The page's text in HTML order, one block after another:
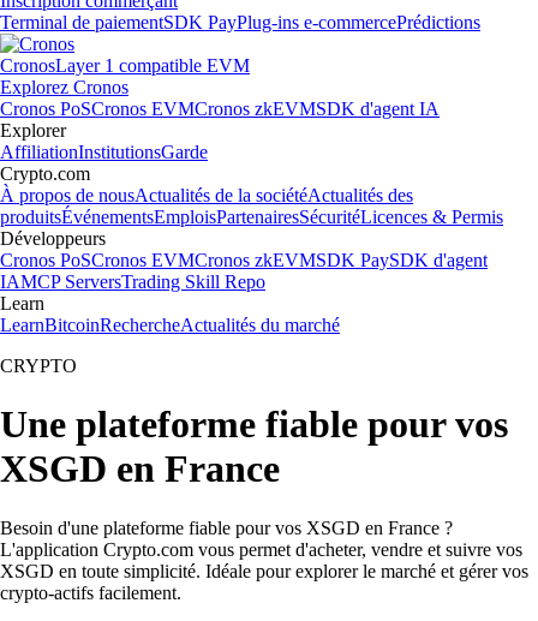
Terminal de paiementSDK PayPlug-ins e-commercePrédictions
CronosLayer 1 compatible EVM
Explorez Cronos
Cronos PoSCronos EVMCronos zkEVMSDK d'agent IA
Explorer
AffiliationInstitutionsGarde
Crypto.com
À propos de nousActualités de la sociétéActualités des
produitsÉvénementsEmploisPartenairesSécuritéLicences & Permis
Développeurs
Cronos PoSCronos EVMCronos zkEVMSDK PaySDK d'agent
IAMCP ServersTrading Skill Repo
Learn
LearnBitcoinRechercheActualités du marché
CRYPTO
Une plateforme fiable pour vos
XSGD en France
Besoin d'une plateforme fiable pour vos XSGD en France ?
L'application Crypto.com vous permet d'acheter, vendre et suivre vos
XSGD en toute simplicité. Idéale pour explorer le marché et gérer vos
crypto-actifs facilement.